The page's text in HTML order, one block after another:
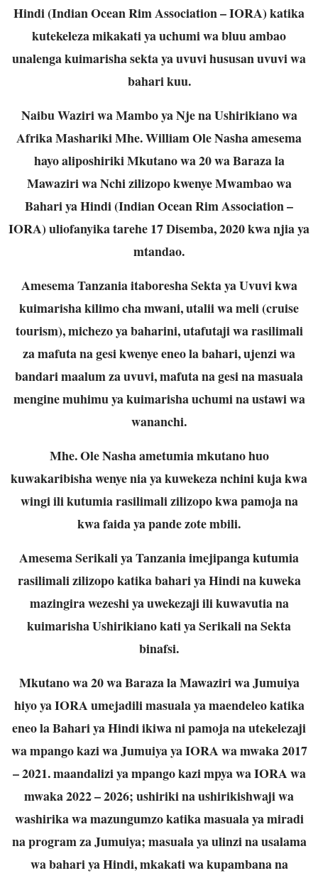
Hindi (Indian Ocean Rim Association – IORA) katika
kutekeleza mikakati ya uchumi wa bluu ambao
unalenga kuimarisha sekta ya uvuvi hususan uvuvi wa
bahari kuu.
Naibu Waziri wa Mambo ya Nje na Ushirikiano wa
Afrika Mashariki Mhe. William Ole Nasha amesema
hayo aliposhiriki Mkutano wa 20 wa Baraza la
Mawaziri wa Nchi zilizopo kwenye Mwambao wa
Bahari ya Hindi (Indian Ocean Rim Association –
IORA) uliofanyika tarehe 17 Disemba, 2020 kwa njia ya
mtandao.
Amesema Tanzania itaboresha Sekta ya Uvuvi kwa
kuimarisha kilimo cha mwani, utalii wa meli (cruise
tourism), michezo ya baharini, utafutaji wa rasilimali
za mafuta na gesi kwenye eneo la bahari, ujenzi wa
bandari maalum za uvuvi, mafuta na gesi na masuala
mengine muhimu ya kuimarisha uchumi na ustawi wa
wananchi.
Mhe. Ole Nasha ametumia mkutano huo
kuwakaribisha wenye nia ya kuwekeza nchini kuja kwa
wingi ili kutumia rasilimali zilizopo kwa pamoja na
kwa faida ya pande zote mbili.
Amesema Serikali ya Tanzania imejipanga kutumia
rasilimali zilizopo katika bahari ya Hindi na kuweka
mazingira wezeshi ya uwekezaji ili kuwavutia na
kuimarisha Ushirikiano kati ya Serikali na Sekta
binafsi.
Mkutano wa 20 wa Baraza la Mawaziri wa Jumuiya
hiyo ya IORA umejadili masuala ya maendeleo katika
eneo la Bahari ya Hindi ikiwa ni pamoja na utekelezaji
wa mpango kazi wa Jumuiya ya IORA wa mwaka 2017
– 2021. maandalizi ya mpango kazi mpya wa IORA wa
mwaka 2022 – 2026; ushiriki na ushirikishwaji wa
washirika wa mazungumzo katika masuala ya miradi
na program za Jumuiya; masuala ya ulinzi na usalama
wa bahari ya Hindi, mkakati wa kupambana na